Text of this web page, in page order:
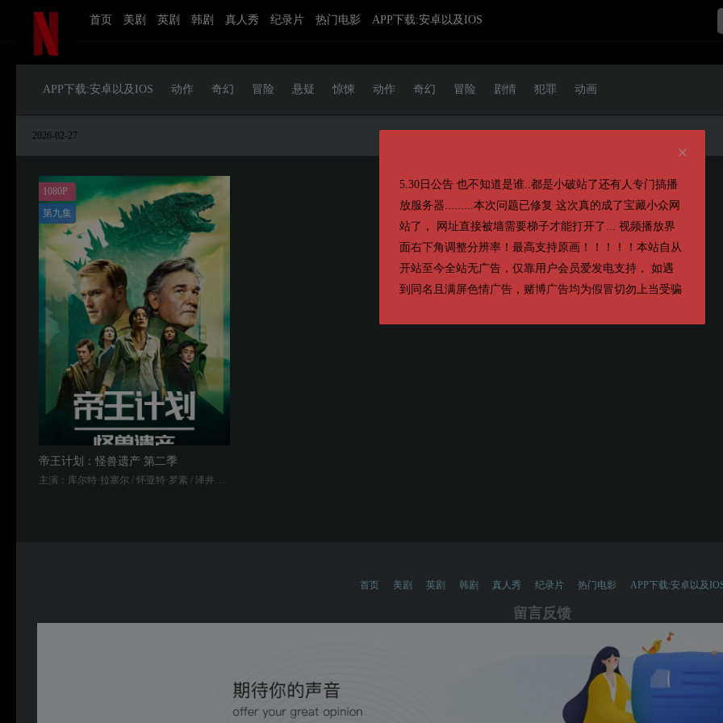
首页 美剧 英剧 韩剧 真人秀 纪录片 热门电影 APP下载:安卓以及IOS
5.30日公告 也不知道是谁..都是小破站了还有人专门搞播
放服务器.........本次问题已修复 这次真的成了宝藏小众网
站了， 网址直接被墙需要梯子才能打开了... 视频播放界
面右下角调整分辨率！最高支持原画！！！！！本站自从
开站至今全站无广告，仅靠用户会员爱发电支持， 如遇
到同名且满屏色情广告，赌博广告均为假冒切勿上当受骗
APP下载:安卓以及IOS 动作 奇幻 冒险 悬疑 惊悚 动作 奇幻 冒险 剧情 犯罪 动画
2026-02-27
1080P
第九集
帝王计划：怪兽遗产 第二季
首页 美剧 英剧 韩剧 真人秀 纪录片 热门电影 APP下载:安卓以及
留言反馈